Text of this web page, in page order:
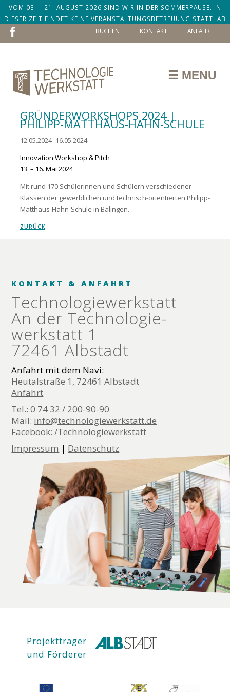
VOM 03. – 21. AUGUST 2026 SIND WIR IN DER SOMMERPAUSE. IN
DIESER ZEIT FINDET KEINE VERANSTALTUNGSBETREUUNG STATT. AB
DEM 24. AUGUST SIND WIR ZURÜCK!
NAVIGATION
ÜBERSPRINGEN
ANFAHRT
KONTAKT
BUCHEN
☰ MENU
GRÜNDERWORKSHOPS 2024 |
PHILIPP-MATTHÄUS-HAHN-SCHULE
12.05.2024–16.05.2024
Innovation Workshop & Pitch
13. – 16. Mai 2024
Mit rund 170 Schülerinnen und Schülern verschiedener
Klassen der gewerblichen und technisch-orientierten Philipp-
Matthäus-Hahn-Schule in Balingen.
ZURÜCK
KONTAKT & ANFAHRT
Technologie­werkstatt
An der Technologie­
werkstatt 1
72461 Albstadt
Anfahrt mit dem Navi:
Heutalstraße 1, 72461 Albstadt
Anfahrt
Tel.: 0 74 32 / 200-90-90
Mail: info@technologiewerkstatt.de
Facebook:/Technologiewerkstatt
Impressum | Datenschutz
Projektträger
und Förderer